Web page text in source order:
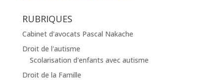
RUBRIQUES
Cabinet d'avocats Pascal Nakache
Droit de l'autisme
Scolarisation d'enfants avec autisme
Droit de la Famille